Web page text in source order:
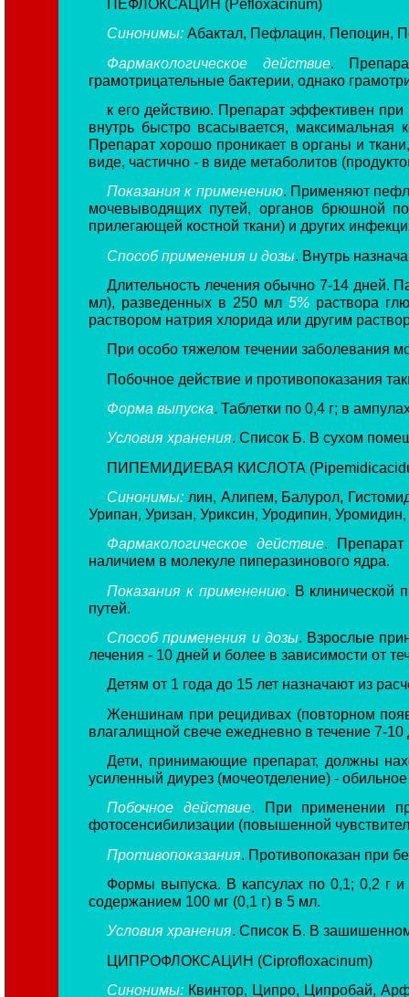
ПЕФЛОКСАЦИН (Pefloxacinum)
Синонимы: Абактал, Пефлацин, Пепоцин,
Фармакологическое действие.
грамотрицательные бактерии, однако
к его действию. Препарат эффективен
внутрь быстро всасывается,
Препарат хорошо проникает в органы и
виде, частично - в виде метаболитов
Показания к применению. Применяют
мочевыводящих путей, органов брюшной
прилегающей костной ткани) и других
Способ применения и дозы. Внутрь
Длительность лечения обычно 7-14 дней.
мл), разведенных в 250 мл5% раствора
раствором натрия хлорида или другим
При особо тяжелом течении заболевания
Побочное действие и противопоказания
Форма выпуска. Таблетки по 0,4 г; в
Условия хранения. Список Б. В сухом
ПИПЕМИДИЕВАЯ КИСЛОТА
Синонимы: лин, Алипем, Балурол,
Урипан, Уризан, Уриксин, Уродипин,
Фармакологическое действие. Препарат
наличием в молекуле пиперазинового ядра.
Показания к применению. В клинической
путей.
Способ применения и дозы. Взрослые
лечения - 10 дней и более в зависимости от
Детям от 1 года до 15 лет назначают из
Женшинам при рецидивах (повторном
влагалищной свече ежедневно в течение 7-10
Дети, принимающие препарат, должны
усиленный диурез (мочеотделение) - обильное
Побочное действие. При применении
фотосенсибилизации (повышенной
Противопоказания. Противопоказан при
Формы выпуска. В капсулах по 0,1; 0,2 г и
содержанием 100 мг (0,1 г) в 5 мл.
Условия хранения. Список Б. В
ЦИПРОФЛОКСАЦИН (Ciprofloxacinum)
Синонимы: Квинтор, Ципро, Ципробай,